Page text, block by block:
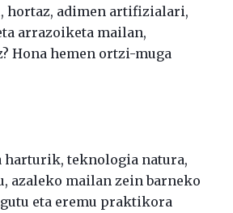
hortaz, adimen artifizialari,
arrazoiketa mailan,
Hona hemen ortzi-muga
harturik, teknologia natura,
azaleko mailan zein barneko
eta eremu praktikora